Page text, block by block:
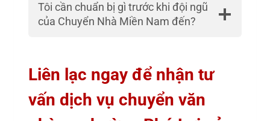
Tôi cần chuẩn bị gì trước khi đội ngũ
của Chuyển Nhà Miền Nam đến?
Liên lạc ngay để nhận tư
vấn dịch vụ chuyển văn